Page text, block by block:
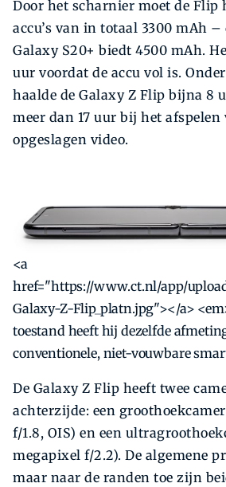
Door het scharnier moet de Flip
accu’s van in totaal 3300 mAh –
Galaxy S20+ biedt 4500 mAh.
uur voordat de accu vol is.
haalde de Galaxy Z Flip bijna 8
meer dan 17 uur bij het afspelen
opgeslagen video.
<a
href="https://www.ct.nl/app/
Galaxy-Z-Flip_platn.jpg"></a>
toestand heeft hij dezelfde
conventionele, niet-vouwbare
De Galaxy Z Flip heeft twee
achterzijde: een
f/1.8, OIS) en een
megapixel f/2.2). De algemene
maar naar de randen toe zijn